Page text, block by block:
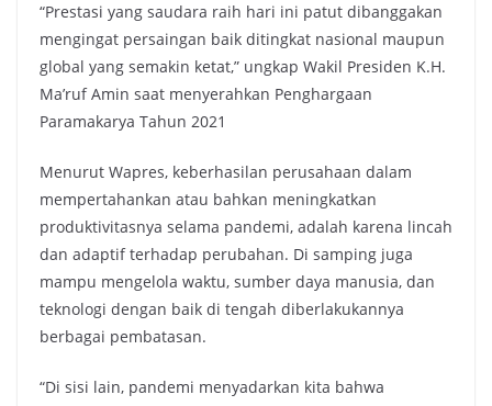
“Prestasi yang saudara raih hari ini patut dibanggakan
mengingat persaingan baik ditingkat nasional maupun
global yang semakin ketat,” ungkap Wakil Presiden K.H.
Ma’ruf Amin saat menyerahkan Penghargaan
Paramakarya Tahun 2021
Menurut Wapres, keberhasilan perusahaan dalam
mempertahankan atau bahkan meningkatkan
produktivitasnya selama pandemi, adalah karena lincah
dan adaptif terhadap perubahan. Di samping juga
mampu mengelola waktu, sumber daya manusia, dan
teknologi dengan baik di tengah diberlakukannya
berbagai pembatasan.
“Di sisi lain, pandemi menyadarkan kita bahwa